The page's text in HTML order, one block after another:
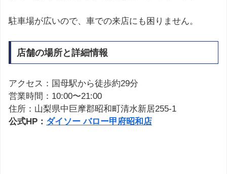
駐車場が広いので、車での来店にも困りません。
店舗の場所と詳細情報
アクセス：国母駅から徒歩約29分
営業時間：10:00〜21:00
住所：山梨県中巨摩郡昭和町清水新居255-1
公式HP： ダイソー バロー甲府昭和店